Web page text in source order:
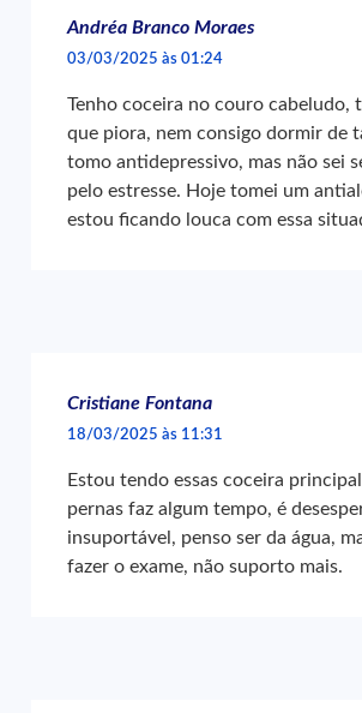
Andréa Branco Moraes
03/03/2025 às 01:24
Tenho coceira no couro cabeludo,
que piora, nem consigo dormir de
tomo antidepressivo, mas não sei
pelo estresse. Hoje tomei um
estou ficando louca com essa
Cristiane Fontana
18/03/2025 às 11:31
Estou tendo essas coceira
pernas faz algum tempo, é
insuportável, penso ser da água,
fazer o exame, não suporto mais.